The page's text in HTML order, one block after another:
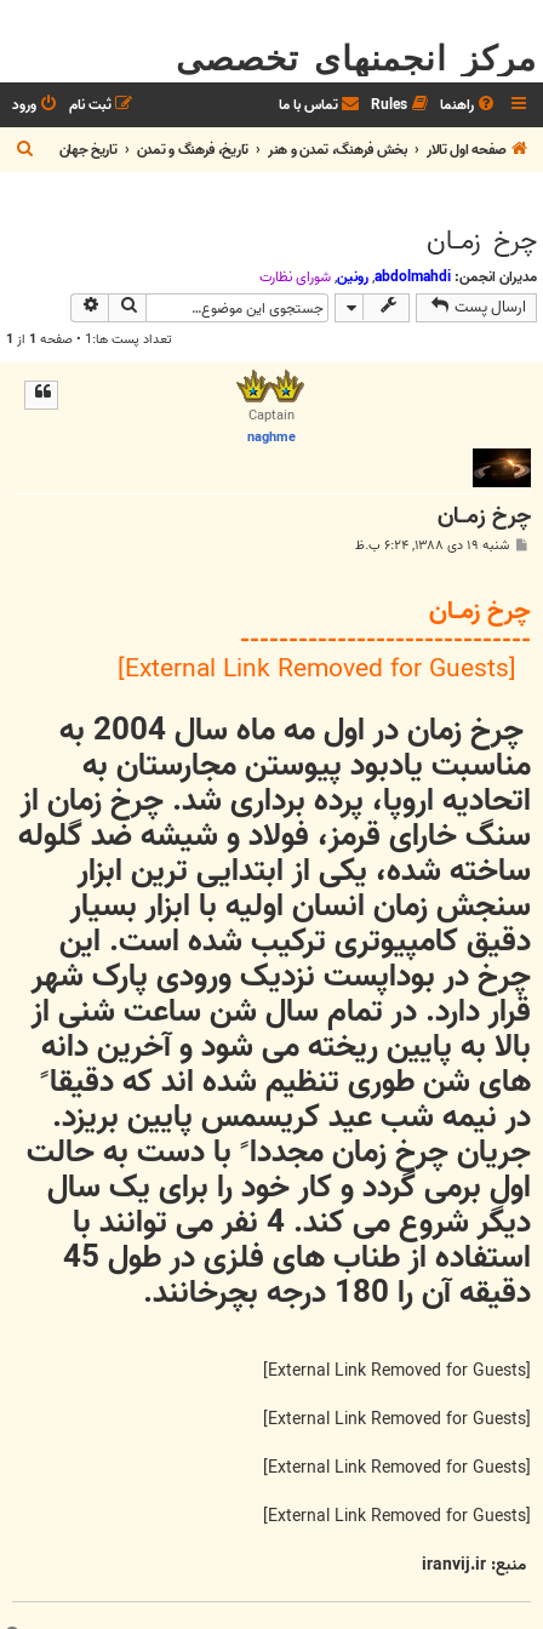
مرکز انجمنهای تخصصی
راهنما Rules تماس با ما ورود
ثبت نام
صفحه اول تالار
بخش فرهنگ، تمدن و هنر تاريخ، فرهنگ و تمدن تاريخ جهان
س
چرخ زمــان
مدیران انجمن: abdolmahdi
,رونین,شوراي نظارت
ارسال پست جستجو
تعداد پست ها:1 • صفحه 1 از 1
Captain
naghme
چرخ زمــان
شنبه ۱۹ دی ۱۳۸۸, ۶:۲۴ ب.ظ
چرخ زمــان
------------------------------
[External Link Removed for Guests]
چرخ زمان در اول مه ماه سال 2004 به
مناسبت یادبود پیوستن مجارستان به
اتحادیه اروپا، پرده برداری شد. چرخ زمان از
سنگ خارای قرمز، فولاد و شیشه ضد گلوله
ساخته شده، یکی از ابتدایی ترین ابزار
سنجش زمان انسان اولیه با ابزار بسیار
دقیق کامپیوتری ترکیب شده است. این
چرخ در بوداپست نزدیک ورودی پارک شهر
قرار دارد. در تمام سال شن ساعت شنی از
بالا به پایین ریخته می شود و آخرین دانه
های شن طوری تنظیم شده اند که دقیقا ً
در نیمه شب عید کریسمس پایین بریزد.
جریان چرخ زمان مجددا ً با دست به حالت
اول برمی گردد و کار خود را برای یک سال
دیگر شروع می کند. 4 نفر می توانند با
استفاده از طناب های فلزی در طول 45
دقیقه آن را 180 درجه بچرخانند.
[External Link Removed for Guests]
[External Link Removed for Guests]
[External Link Removed for Guests]
[External Link Removed for Guests]
منبع: iranvij.ir